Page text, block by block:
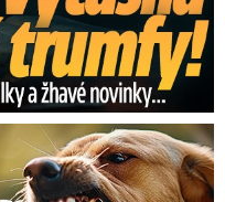
(2) ve tváři!